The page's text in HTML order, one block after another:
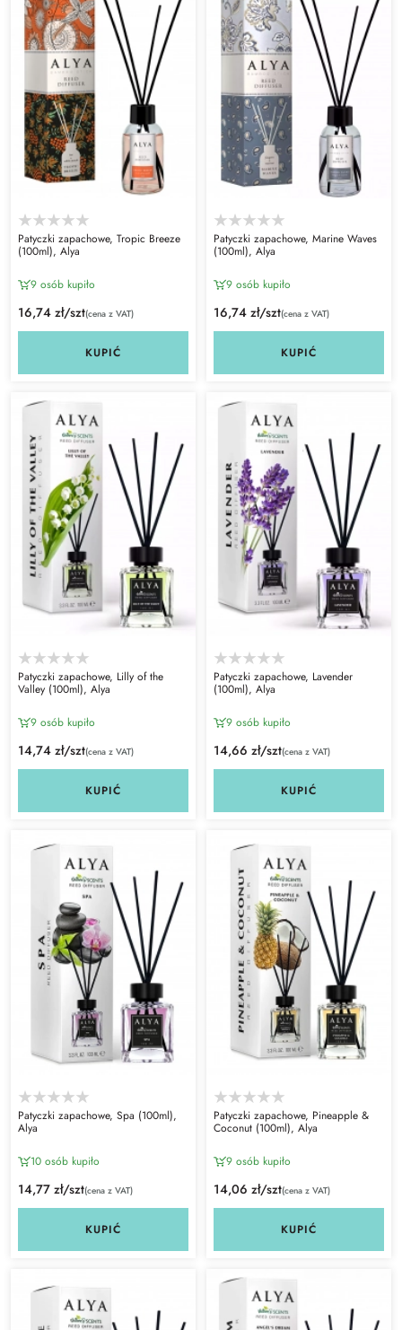
Patyczki zapachowe, Tropic Breeze
(100ml), Alya
9 osób kupiło
16,74 zł/szt(cena z VAT)
KUPIĆ
Patyczki zapachowe, Marine Waves
(100ml), Alya
9 osób kupiło
16,74 zł/szt(cena z VAT)
KUPIĆ
Patyczki zapachowe, Lilly of the
Valley (100ml), Alya
9 osób kupiło
14,74 zł/szt(cena z VAT)
KUPIĆ
Patyczki zapachowe, Lavender
(100ml), Alya
9 osób kupiło
14,66 zł/szt(cena z VAT)
KUPIĆ
Patyczki zapachowe, Spa (100ml),
Alya
10 osób kupiło
14,77 zł/szt(cena z VAT)
KUPIĆ
Patyczki zapachowe, Pineapple &
Coconut (100ml), Alya
9 osób kupiło
14,06 zł/szt(cena z VAT)
KUPIĆ